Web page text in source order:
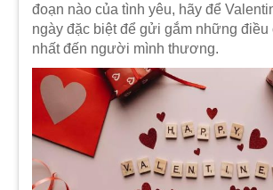
đoạn nào của tình yêu, hãy để
ngày đặc biệt để gửi gắm những điều
nhất đến người mình thương.